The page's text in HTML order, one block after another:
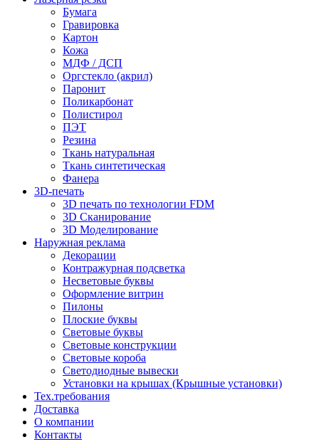
Бумага
Гравировка
Картон
Кожа
МДФ / ДСП
Оргстекло (акрил)
Паронит
Поликарбонат
Полистирол
ПЭТ
Резина
Ткань натуральная
Ткань синтетическая
Фанера
3D-печать
3D печать по технологии FDM
3D Сканирование
3D Моделирование
Наружная реклама
Декорации
Контражурная подсветка
Несветовые буквы
Оформление витрин
Пилоны
Плоские буквы
Световые буквы
Световые конструкции
Световые короба
Светодиодные вывески
Установки на крышах (Крышные установки)
Тех.требования
Доставка
О компании
Контакты